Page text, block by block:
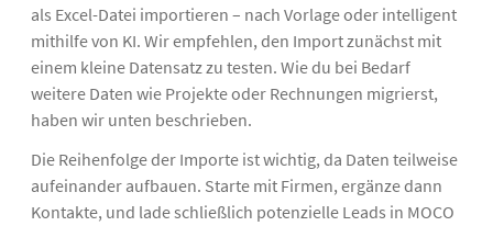
als Excel-Datei importieren – nach Vorlage oder intelligent
mithilfe von KI. Wir empfehlen, den Import zunächst mit
einem kleine Datensatz zu testen. Wie du bei Bedarf
weitere Daten wie Projekte oder Rechnungen migrierst,
haben wir unten beschrieben.
Die Reihenfolge der Importe ist wichtig, da Daten teilweise
aufeinander aufbauen. Starte mit Firmen, ergänze dann
Kontakte, und lade schließlich potenzielle Leads in MOCO